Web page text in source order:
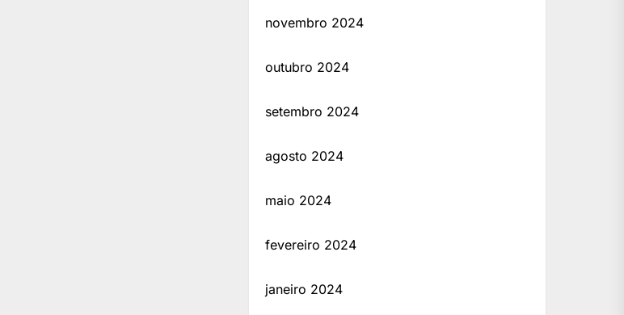
novembro 2024
outubro 2024
setembro 2024
agosto 2024
maio 2024
fevereiro 2024
janeiro 2024